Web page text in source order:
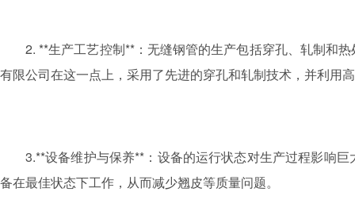
2. **生产工艺控制**：无缝钢管的生产包括穿孔、轧制和
有限公司在这一点上，采用了先进的穿孔和轧制技术，并利用
3.**设备维护与保养**：设备的运行状态对生产过程影响
备在最佳状态下工作，从而减少翘皮等质量问题。